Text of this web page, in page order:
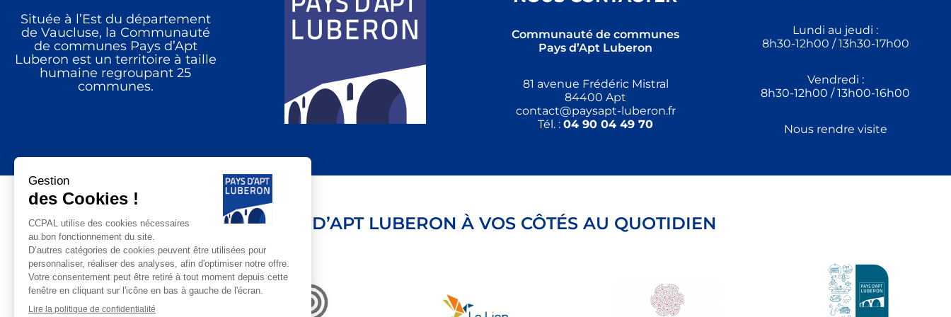
Située à l’Est du département
de Vaucluse, la Communauté
de communes Pays d’Apt
Luberon est un territoire à taille
humaine regroupant 25
communes.
Communauté de communes
Pays d’Apt Luberon
81 avenue Frédéric Mistral
84400 Apt
contact@paysapt-luberon.fr
Tél. : 04 90 04 49 70
Lundi au jeudi :
8h30-12h00 / 13h30-17h00
Vendredi :
8h30-12h00 / 13h00-16h00
Nous rendre visite
LE PAYS D’APT LUBERON À VOS CÔTÉS AU QUOTIDIEN